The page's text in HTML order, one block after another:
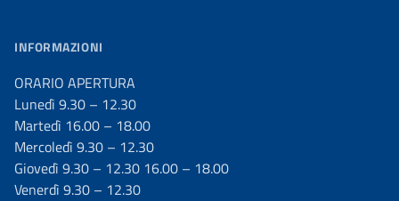
INFORMAZIONI
ORARIO APERTURA
Lunedì 9.30 – 12.30
Martedì 16.00 – 18.00
Mercoledì 9.30 – 12.30
Giovedì 9.30 – 12.30 16.00 – 18.00
Venerdì 9.30 – 12.30